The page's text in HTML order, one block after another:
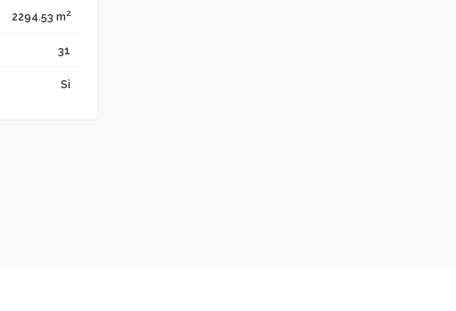
2294.53 m2
31
Sì